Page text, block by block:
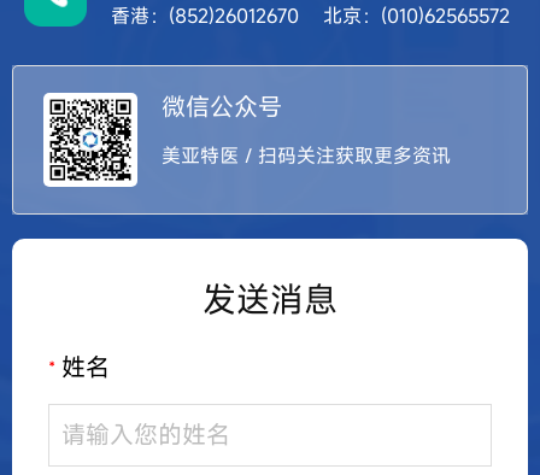
香港：(852)26012670 北京：(010)62565572
微信公众号
美亚特医 / 扫码关注获取更多资讯
发送消息
* 姓名